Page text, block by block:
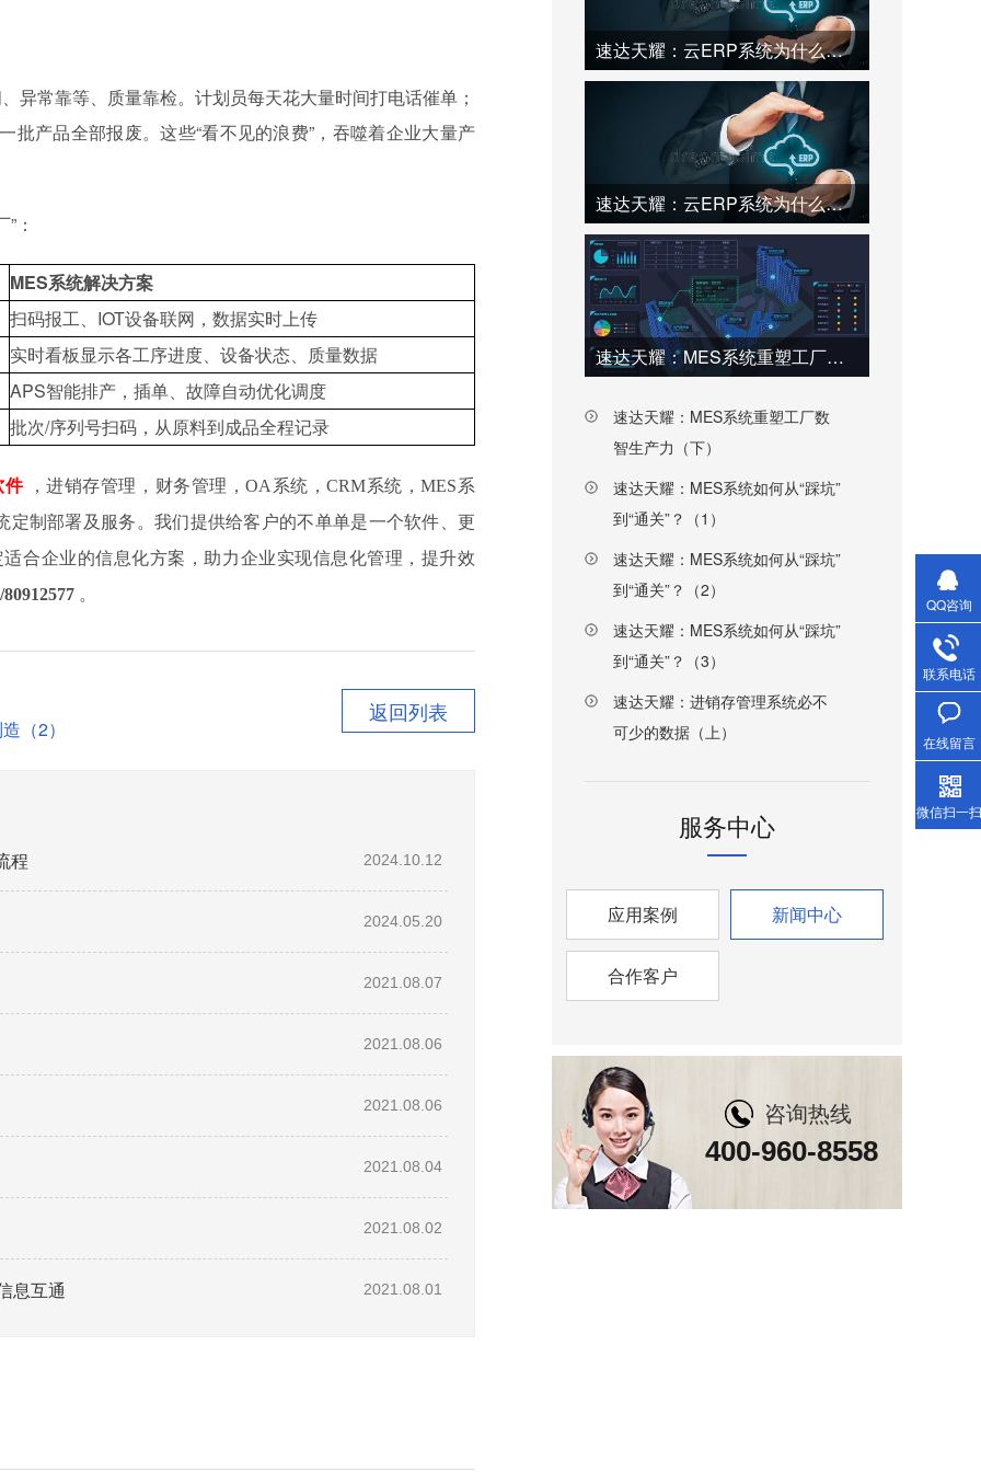
异常靠等、质量靠检。计划员每天花大量时间打电话催单；
产品全部报废。这些“看不见的浪费”，吞噬着企业大量产
：
MES系统解决方案
扫码报工、IOT设备联网，数据实时上传
实时看板显示各工序进度、设备状态、质量数据
APS智能排产，插单、故障自动优化调度
批次/序列号扫码，从原料到成品全程记录
件
，进销存管理，财务管理，OA系统，CRM系统，MES系
制部署及服务。我们提供给客户的不单单是一个软件、更
合企业的信息化方案，助力企业实现信息化管理，提升效
80912577 。
（2）
返回列表
程 2024.10.12
2024.05.20
2021.08.07
2021.08.06
2021.08.06
2021.08.04
2021.08.02
息互通 2021.08.01
速达天耀：云ERP系统为什么会脱颖而出（上）
速达天耀：云ERP系统为什么会脱颖而出（下）
速达天耀：MES系统重塑工厂数智生产力（上）
速达天耀：MES系统重塑工厂数
智生产力（下）
速达天耀：MES系统如何从“踩坑”
到“通关”？（1）
速达天耀：MES系统如何从“踩坑”
到“通关”？（2）
速达天耀：MES系统如何从“踩坑”
到“通关”？（3）
速达天耀：进销存管理系统必不
可少的数据（上）
服务中心
应用案例 新闻中心
合作客户
咨询热线
400-960-8558
QQ咨询
联系电话
在线留言
微信扫一扫